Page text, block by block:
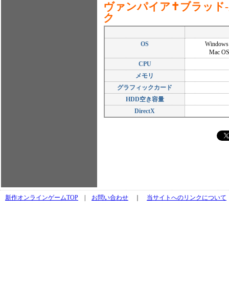
ヴァンパイア✝ブラッド
ク
OS
Mac
CPU
メモリ
グラフィックカード
HDD空き容量
DirectX
新作オンラインゲームTOP お問い合わせ 当サイトへのリンクについて